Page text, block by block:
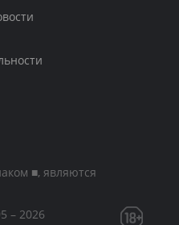
■, являются
– 2026